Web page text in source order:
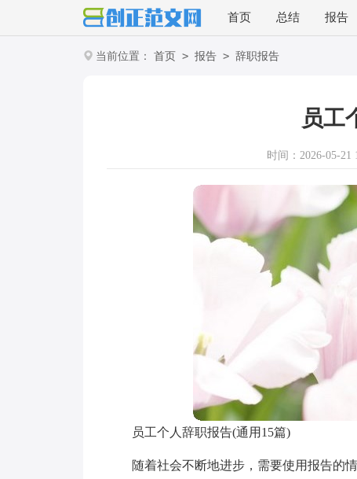
首页 总结 报告
当前位置： 首页 > 报告 > 辞职报告
员工
时间：2026-05-21
员工个人辞职报告(通用15篇)
随着社会不断地进步，需要使用报告的